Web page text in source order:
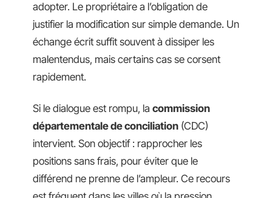
adopter. Le propriétaire a l’obligation de
justifier la modification sur simple demande. Un
échange écrit suffit souvent à dissiper les
malentendus, mais certains cas se corsent
rapidement.
Si le dialogue est rompu, la commission
départementale de conciliation (CDC)
intervient. Son objectif : rapprocher les
positions sans frais, pour éviter que le
différend ne prenne de l’ampleur. Ce recours